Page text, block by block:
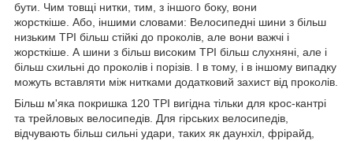
бути. Чим товщі нитки, тим, з іншого боку, вони
жорсткіше. Або, іншими словами: Велосипедні шини з більш
низьким TPI більш стійкі до проколів, але вони важчі і
жорсткіше. А шини з більш високим TPI більш слухняні, але і
більш схильні до проколів і порізів. І в тому, і в іншому випадку
можуть вставляти між нитками додатковий захист від проколів.
Більш м'яка покришка 120 TPI вигідна тільки для крос-кантрі
та трейловых велосипедів. Для гірських велосипедів,
відчувають більш сильні удари, таких як даунхіл, фрірайд,